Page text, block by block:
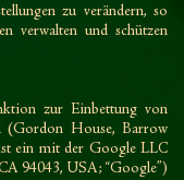
zu verändern, so
verwalten und schützen
zur Einbettung von
(Gordon House, Barrow
ein mit der Google LLC
94043, USA; “Google”)